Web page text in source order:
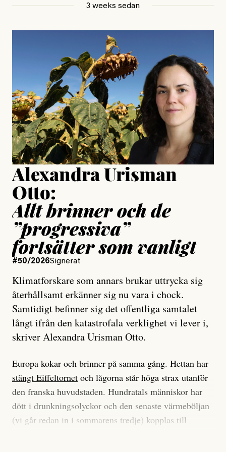
Jonas Lundström
Publicerad24 July, 2026
#23/2026
Jesper Lundby: ”Livet i sig
är ganska politiskt”
Jesper Lundby
Publicerad15 July, 2026
Uppdaterad15 July, 2026
3 weeks sedan
Alexandra Urisman
Otto:
Allt brinner och de
”progressiva”
fortsätter som vanligt
#50/2026Signerat
Klimatforskare som annars brukar uttrycka sig
återhållsamt erkänner sig nu vara i chock.
Samtidigt befinner sig det offentliga samtalet
långt ifrån den katastrofala verklighet vi lever i,
skriver Alexandra Urisman Otto.
Europa kokar och brinner på samma gång. Hettan har
stängt Eiffeltornet och lågorna står höga strax utanför
den franska huvudstaden. Hundratals människor har
dött i drunkningsolyckor och den senaste värmeböljan
(vi går redan in i sommarens tredje) kopplas till